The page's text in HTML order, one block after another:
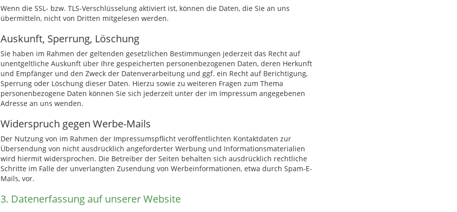
Wenn die SSL- bzw. TLS-Verschlüsselung aktiviert ist, können die Daten, die Sie an uns
übermitteln, nicht von Dritten mitgelesen werden.
Auskunft, Sperrung, Löschung
Sie haben im Rahmen der geltenden gesetzlichen Bestimmungen jederzeit das Recht auf
unentgeltliche Auskunft über Ihre gespeicherten personenbezogenen Daten, deren Herkunft
und Empfänger und den Zweck der Datenverarbeitung und ggf. ein Recht auf Berichtigung,
Sperrung oder Löschung dieser Daten. Hierzu sowie zu weiteren Fragen zum Thema
personenbezogene Daten können Sie sich jederzeit unter der im Impressum angegebenen
Adresse an uns wenden.
Widerspruch gegen Werbe-Mails
Der Nutzung von im Rahmen der Impressumspflicht veröffentlichten Kontaktdaten zur
Übersendung von nicht ausdrücklich angeforderter Werbung und Informationsmaterialien
wird hiermit widersprochen. Die Betreiber der Seiten behalten sich ausdrücklich rechtliche
Schritte im Falle der unverlangten Zusendung von Werbeinformationen, etwa durch Spam-E-
Mails, vor.
3. Datenerfassung auf unserer Website